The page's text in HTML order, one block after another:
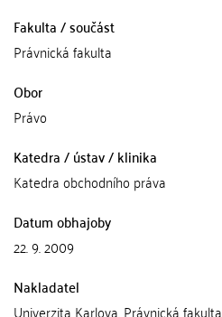
Fakulta / součást
Právnická fakulta
Obor
Právo
Katedra / ústav / klinika
Katedra obchodního práva
Datum obhajoby
22. 9. 2009
Nakladatel
Univerzita Karlova, Právnická fakulta